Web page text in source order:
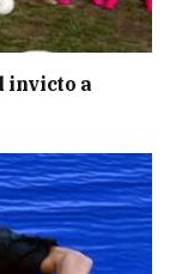
invicto a